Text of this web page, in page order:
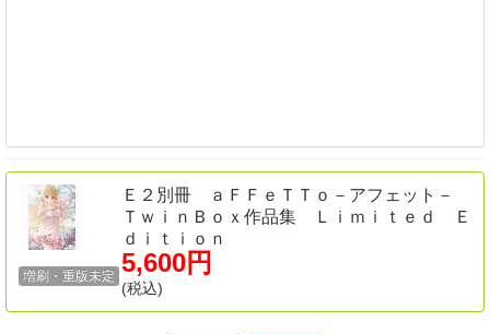
Ｅ２別冊 ａＦＦｅＴＴｏ－アフェット－
ＴｗｉｎＢｏｘ作品集 Ｌｉｍｉｔｅｄ Ｅ
ｄｉｔｉｏｎ
増刷・重版未定 5,600円
(税込)